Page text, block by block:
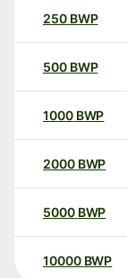
250 BWP
500 BWP
1000 BWP
2000 BWP
5000 BWP
10000 BWP